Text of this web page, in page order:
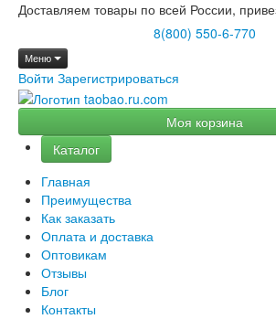
Доставляем товары по всей России,
8(800) 550-6-770
Меню
Войти Зарегистрироваться
Моя корзина
Каталог
Главная
Преимущества
Как заказать
Оплата и доставка
Оптовикам
Отзывы
Блог
Контакты